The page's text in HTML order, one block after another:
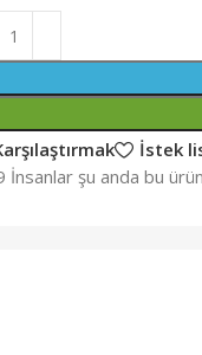
İstek
İnsanlar şu anda bu